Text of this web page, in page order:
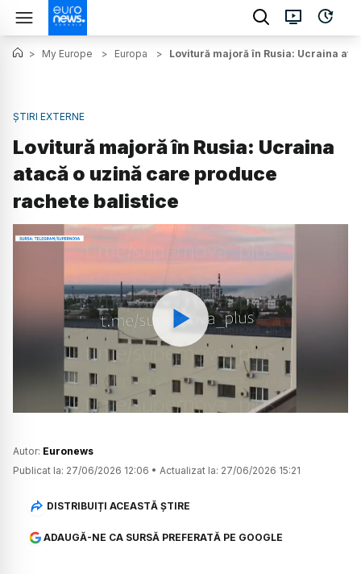
> My Europe > Europa > Lovitură majoră în Rusia: Ucraina
ȘTIRI EXTERNE
Lovitură majoră în Rusia: Ucraina
atacă o uzină care produce
rachete balistice
Watch
Autor: Euronews
Publicat la: 27/06/2026 12:06 • Actualizat la: 27/06/2026 15:21
DISTRIBUIȚI ACEASTĂ ȘTIRE
ADAUGĂ-NE CA SURSĂ PREFERATĂ PE GOOGLE